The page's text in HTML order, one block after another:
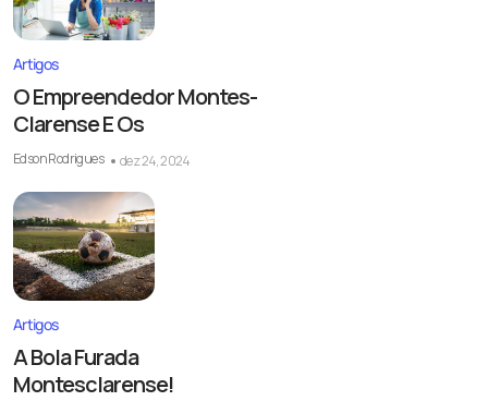
Artigos
O Empreendedor Montes-
Clarense E Os
Edson Rodrigues dez 24, 2024
Artigos
A Bola Furada
Montesclarense!